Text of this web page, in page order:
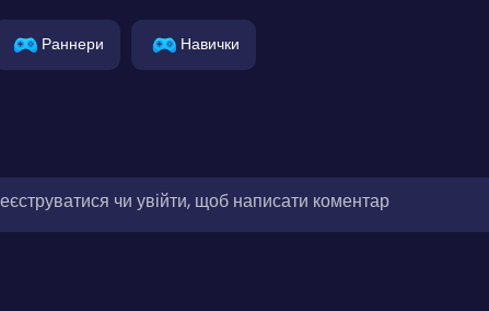
Раннери Навички
чи увійти, щоб написати коментар